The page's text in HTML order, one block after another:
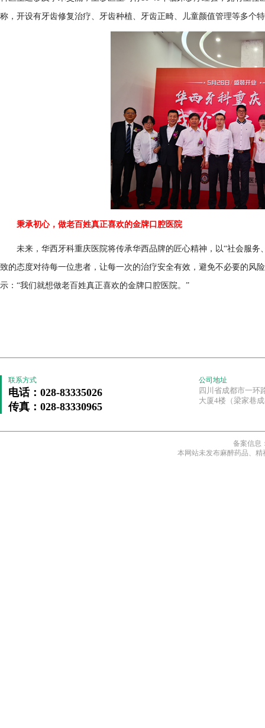
称，开设有牙齿修复治疗、牙齿种植、牙齿正畸、儿童颜值管理等多个
秉承初心，做老百姓真正喜欢的金牌口腔医院
未来，华西牙科重庆医院将传承华西品牌的匠心精神，以“社会服务
致的态度对待每一位患者，让每一次的治疗安全有效，避免不必要的风
示：“我们就想做老百姓真正喜欢的金牌口腔医院。”
联系方式
电话：028-83335026
传真：028-83330965
公司地址
四川省成都市一环
大厦4楼（梁家巷
备案信息
本网站未发布麻醉药品、